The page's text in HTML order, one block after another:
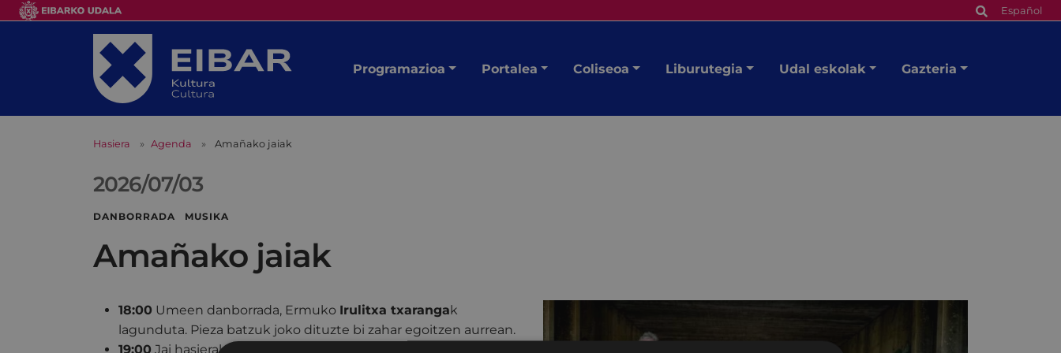
Español
Programazioa Portalea Coliseoa Liburutegia Udal eskolak Gazteria
Hasiera Agenda Amañako jaiak
2026/07/03
DANBORRADA MUSIKA
Amañako jaiak
18:00 Umeen danborrada, Ermuko Irulitxa txarangak
lagunduta. Pieza batzuk joko dituzte bi zahar egoitzen aurrean.
19:00 Jai hasierako txupinazoa, I